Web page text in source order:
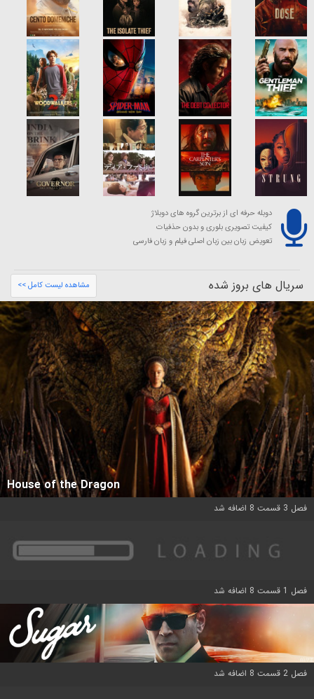
دوبله حرفه ای از برترین گروه های دوبلاژ
کیفیت تصویری بلوری و بدون حذفیات
تعویض زبان بین زبان اصلی فیلم و زبان فارسی
سریال های بروز شده مشاهده لیست کامل >>
House of the Dragon
فصل 3 قسمت 8 اضافه شد
فصل 1 قسمت 8 اضافه شد
فصل 2 قسمت 8 اضافه شد